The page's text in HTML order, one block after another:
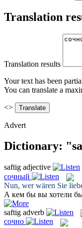
Translation
Translation results
Your text has been
You can translate a
<>
Advert
Dictionary:
saftig adjective
сочный
Nun, wer wären Sie
А кем бы вы хотели
saftig adverb
сочно